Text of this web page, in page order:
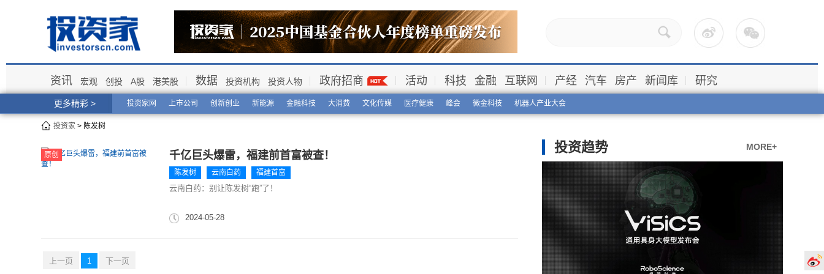
更多精彩 > 投资家网 上市公司 创新创业 新能源 金融科技 大消费 文化传媒 医疗健康 峰会 微金科技 机器人产业大会
资讯 宏观 创投 A股 港美股 数据 投资机构 投资人物 政府招商 活动 科技 金融 互联网 产经 汽车 房产 新闻库 研究
投资家 > 陈发树
原创 千亿巨头爆雷，福建前首富被查！
陈发树 云南白药 福建首富
云南白药：别让陈发树“跑”了！
2024-05-28
上一页 1 下一页
MORE+
投资趋势